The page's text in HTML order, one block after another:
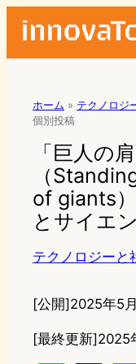
ホーム » テクノロジ
個別投稿
「巨人の
（
of giants
とサイエ
テクノロジーと
[公開]2025年5
[最終更新]2025